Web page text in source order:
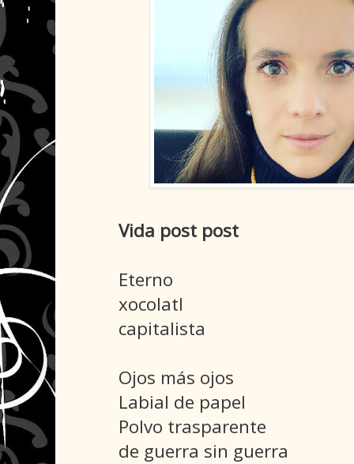
Vida post post
Eterno
xocolatl
capitalista
Ojos más ojos
Labial de papel
Polvo trasparente
de guerra sin guerra